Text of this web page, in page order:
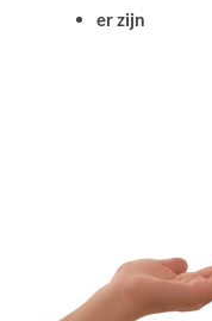
er zijn